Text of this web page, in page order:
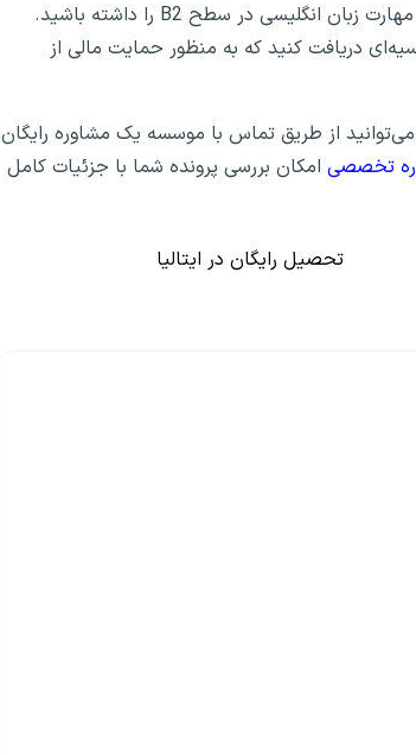
با وجود این دانشگاه امکان‌پذیر است و برای پذیرش باید مهارت زبان انگلیسی در سطح B2 را داشته باشید.
۶۰۰ یورو است و می‌توانید بورسیه‌‌ای دریافت کنید که به منظور حمایت مالی از
می‌توانید از طریق تماس با موسسه یک مشاوره رایگان
تخصصی امکان بررسی پرونده شما با جزئیات کامل
تحصیل رایگان در ایتالیا